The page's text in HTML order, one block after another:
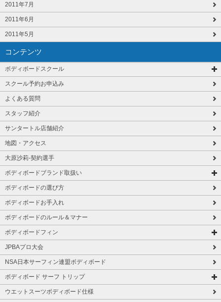
2011年7月
2011年6月
2011年5月
コンテンツ
ボディボードスクール
スクール予約お申込み
よくある質問
スタッフ紹介
サンタートル店舗紹介
地図・アクセス
大原沙莉-契約選手
ボディボードブランド取扱い
ボディボードの選び方
ボディボードお手入れ
ボディボードのルール＆マナー
ボディボードフィン
JPBAプロ大会
NSA日本サーフィン連盟ボディボード
ボディボード サーフ トリップ
ウエットスーツボディボード仕様